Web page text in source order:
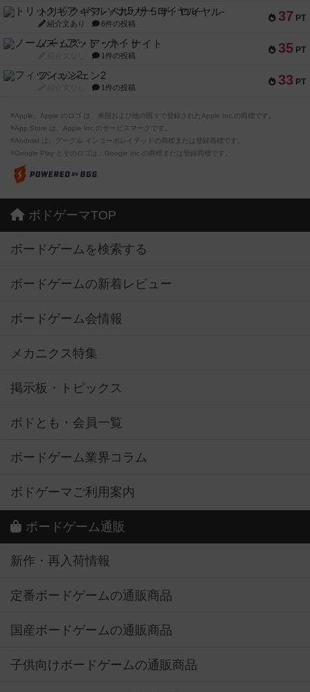
37 PT
トリックギア - ペルソナ5 ザ・ロイヤル-
紹介文あり 6件の投稿
35 PT
ノームズ・アット・ナイト
1件の投稿
33 PT
フィッシェン2
1件の投稿
※Apple、Apple のロゴ は、米国および他の国々で登録されたApple Inc.の商標です。
※App Store は、Apple Inc.のサービスマークです。
※Android は、グーグル インコーポレイテッドの商標または登録商標です。
※Google Play とそのロゴは、Google Inc.の商標または登録商標です。
ボドゲーマTOP
ボードゲームを検索する
ボードゲームの新着レビュー
ボードゲーム会情報
メカニクス特集
掲示板・トピックス
ボドとも・会員一覧
ボードゲーム業界コラム
ボドゲーマご利用案内
ボードゲーム通販
新作・再入荷情報
定番ボードゲームの通販商品
国産ボードゲームの通販商品
子供向けボードゲームの通販商品